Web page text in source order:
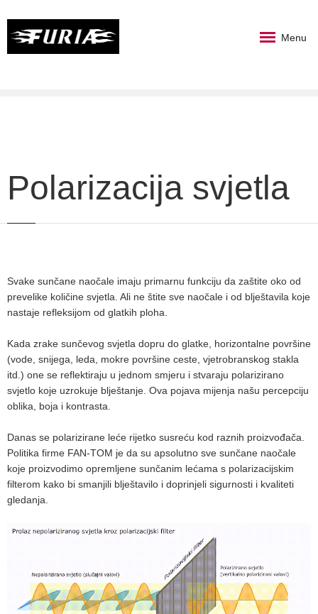
Menu
Polarizacija svjetla
Svake sunčane naočale imaju primarnu funkciju da zaštite oko od
prevelike količine svjetla. Ali ne štite sve naočale i od blještavila koje
nastaje refleksijom od glatkih ploha.
Kada zrake sunčevog svjetla dopru do glatke, horizontalne površine
(vode, snijega, leda, mokre površine ceste, vjetrobranskog stakla
itd.) one se reflektiraju u jednom smjeru i stvaraju polarizirano
svjetlo koje uzrokuje blještanje. Ova pojava mijenja našu percepciju
oblika, boja i kontrasta.
Danas se polarizirane leće rijetko susreću kod raznih proizvođača.
Politika firme FAN-TOM je da su apsolutno sve sunčane naočale
koje proizvodimo opremljene sunčanim lećama s polarizacijskim
filterom kako bi smanjili blještavilo i doprinjeli sigurnosti i kvaliteti
gledanja.